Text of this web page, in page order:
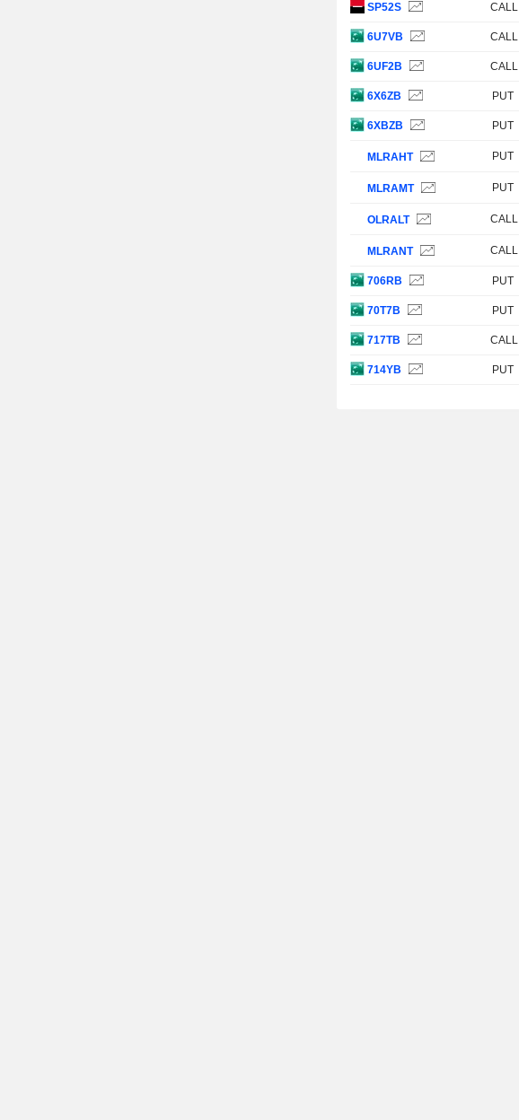
SP52S CALL
6U7VB CALL
6UF2B CALL
6X6ZB PUT
6XBZB PUT
MLRAHT PUT
MLRAMT PUT
OLRALT CALL
MLRANT CALL
706RB PUT
70T7B PUT
717TB CALL
714YB PUT